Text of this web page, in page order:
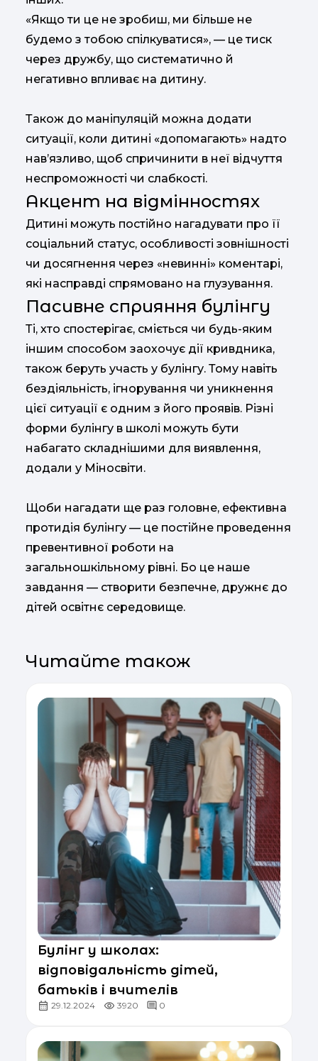
«Якщо ти це не зробиш, ми більше не
будемо з тобою спілкуватися», — це тиск
через дружбу, що систематично й
негативно впливає на дитину.
Також до маніпуляцій можна додати
ситуації, коли дитині «допомагають» надто
нав’язливо, щоб спричинити в неї відчуття
неспроможності чи слабкості.
Акцент на відмінностях
Дитині можуть постійно нагадувати про її
соціальний статус, особливості зовнішності
чи досягнення через «невинні» коментарі,
які насправді спрямовано на глузування.
Пасивне сприяння булінгу
Ті, хто спостерігає, сміється чи будь-яким
іншим способом заохочує дії кривдника,
також беруть участь у булінгу. Тому навіть
бездіяльність, ігнорування чи уникнення
цієї ситуації є одним з його проявів. Різні
форми булінгу в школі можуть бути
набагато складнішими для виявлення,
додали у Міносвіти.
Щоби нагадати ще раз головне, ефективна
протидія булінгу — це постійне проведення
превентивної роботи на
загальношкільному рівні. Бо це наше
завдання — створити безпечне, дружнє до
дітей освітнє середовище.
Читайте також
Булінг у школах:
відповідальність дітей,
батьків і вчителів
29.12.2024 3920 0